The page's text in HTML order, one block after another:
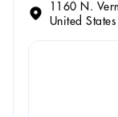
1160 N.
United States